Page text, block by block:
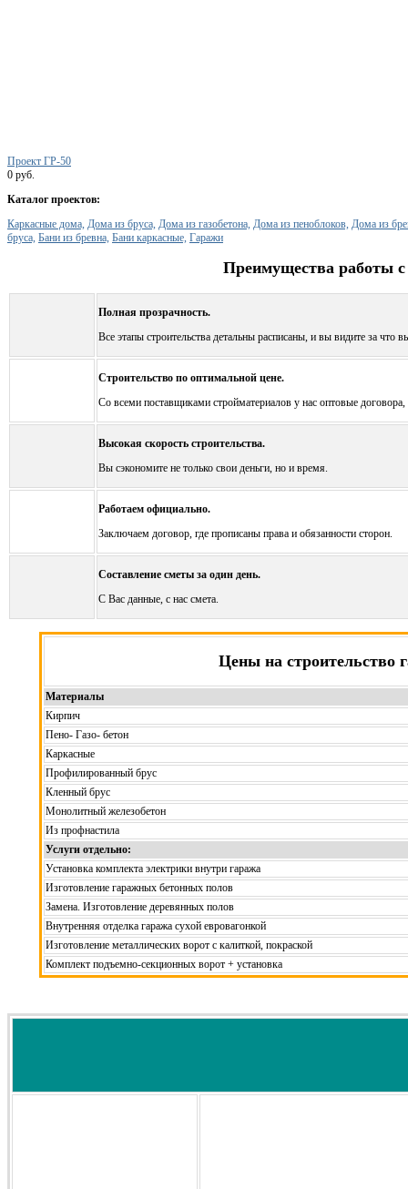
Проект ГР-50
0 руб.
Каталог проектов:
Каркасные дома, Дома из бруса, Дома из газобетона, Дома из пеноблоков, Дома из
бруса, Бани из бревна, Бани каркасные, Гаражи
Преимущества работы
Полная прозрачность.
Все этапы строительства детальны расписаны, и вы видите за что
Строительство по оптимальной цене.
Со всеми поставщиками стройматериалов у нас оптовые договора,
Высокая скорость строительства.
Вы сэкономите не только свои деньги, но и время.
Работаем официально.
Заключаем договор, где прописаны права и обязанности сторон.
Составление сметы за один день.
С Вас данные, с нас смета.
Цены на строительство
Материалы
Кирпич
Пено- Газо- бетон
Каркасные
Профилированный брус
Кленный брус
Монолитный железобетон
Из профнастила
Услуги отдельно:
Установка комплекта электрики внутри гаража
Изготовление гаражных бетонных полов
Замена. Изготовление деревянных полов
Внутренняя отделка гаража сухой евровагонкой
Изготовление металлических ворот с калиткой, покраской
Комплект подъемно-секционных ворот + установка